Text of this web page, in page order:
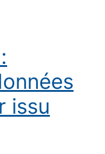
issu